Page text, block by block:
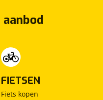
FIETSEN
Fiets kopen